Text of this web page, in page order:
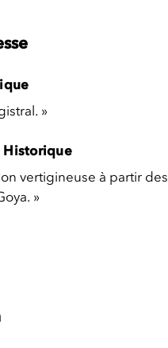
»
Historique
vertigineuse à partir des
»